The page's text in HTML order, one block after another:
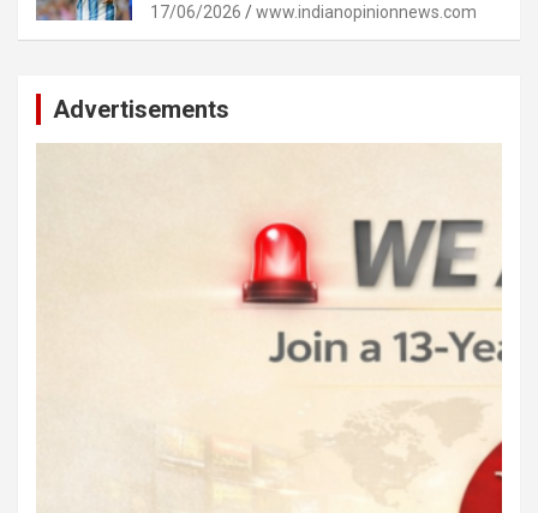
17/06/2026 www.indianopinionnews.com
Advertisements